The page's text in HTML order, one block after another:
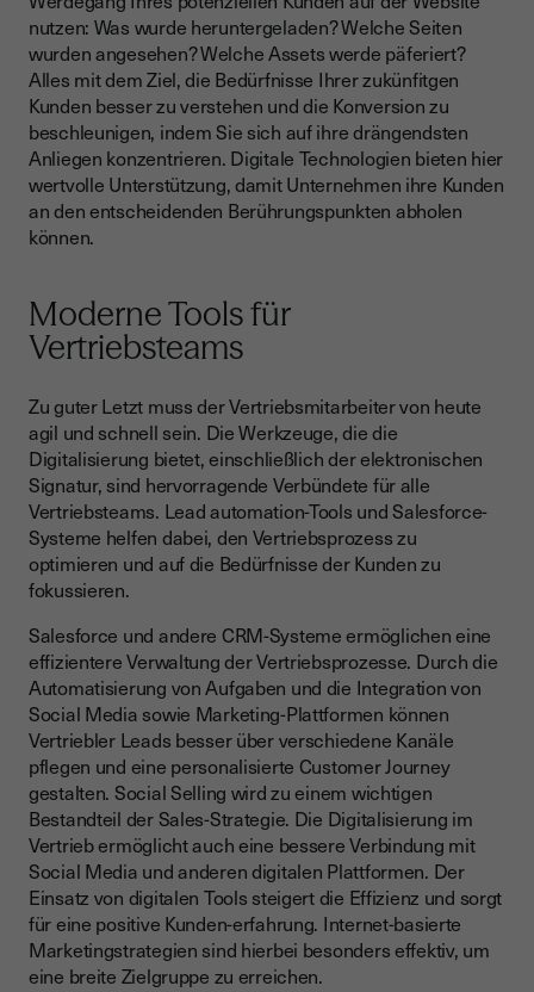
nutzen: Was wurde heruntergeladen? Welche Seiten
wurden angesehen? Welche Assets werde päferiert?
Alles mit dem Ziel, die Bedürfnisse Ihrer zukünfitgen
Kunden besser zu verstehen und die Konversion zu
beschleunigen, indem Sie sich auf ihre drängendsten
Anliegen konzentrieren. Digitale Technologien bieten hier
wertvolle Unterstützung, damit Unternehmen ihre Kunden
an den entscheidenden Berührungspunkten abholen
können.
Moderne Tools für
Vertriebsteams
Zu guter Letzt muss der Vertriebsmitarbeiter von heute
agil und schnell sein. Die Werkzeuge, die die
Digitalisierung bietet, einschließlich der elektronischen
Signatur, sind hervorragende Verbündete für alle
Vertriebsteams. Lead automation-Tools und Salesforce-
Systeme helfen dabei, den Vertriebsprozess zu
optimieren und auf die Bedürfnisse der Kunden zu
fokussieren.
Salesforce und andere CRM-Systeme ermöglichen eine
effizientere Verwaltung der Vertriebsprozesse. Durch die
Automatisierung von Aufgaben und die Integration von
Social Media sowie Marketing-Plattformen können
Vertriebler Leads besser über verschiedene Kanäle
pflegen und eine personalisierte Customer Journey
gestalten. Social Selling wird zu einem wichtigen
Bestandteil der Sales-Strategie. Die Digitalisierung im
Vertrieb ermöglicht auch eine bessere Verbindung mit
Social Media und anderen digitalen Plattformen. Der
Einsatz von digitalen Tools steigert die Effizienz und sorgt
für eine positive Kunden-erfahrung. Internet-basierte
Marketingstrategien sind hierbei besonders effektiv, um
eine breite Zielgruppe zu erreichen.